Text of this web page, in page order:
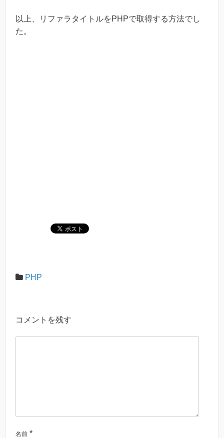
以上、リファラタイトルをPHPで取得する方法でし
た。
PHP
コメントを残す
名前 *